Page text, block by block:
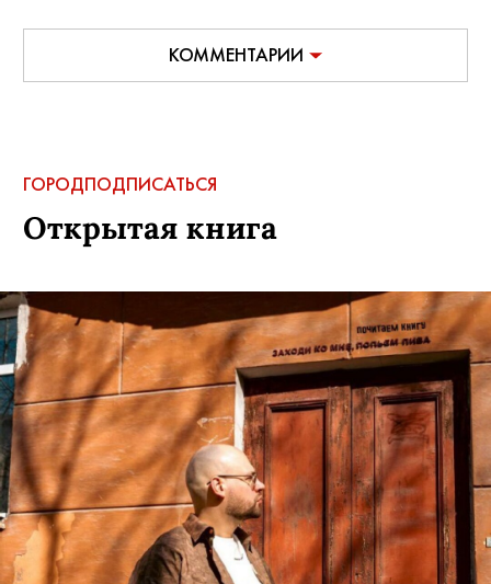
КОММЕНТАРИИ
ГОРОДПОДПИСАТЬСЯ
Открытая книга